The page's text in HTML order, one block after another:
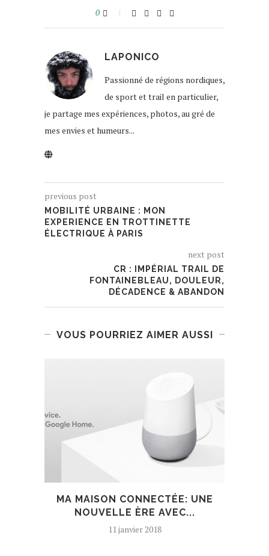
0
LAPONICO
Passionné de régions nordiques,
de sport et trail en particulier,
je partage mes expériences, photos, au gré de
mes envies et humeurs...
previous post
MOBILITÉ URBAINE : MON
EXPERIENCE EN TROTTINETTE
ÉLECTRIQUE À PARIS
next post
CR : IMPÉRIAL TRAIL DE
FONTAINEBLEAU, DOULEUR,
DÉCADENCE & ABANDON
VOUS POURRIEZ AIMER AUSSI
MA MAISON CONNECTÉE: UNE
NOUVELLE ÈRE AVEC...
11 janvier 2018